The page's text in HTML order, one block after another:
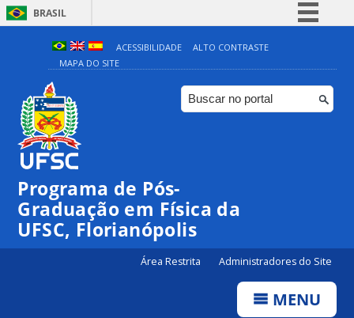
BRASIL
Simplifique!
Comunica BR
Participe
ACESSIBILIDADE
ALTO CONTRASTE
MAPA DO SITE
Programa de Pós-
Graduação em Física da
UFSC, Florianópolis
Área Restrita Administradores do Site
MENU